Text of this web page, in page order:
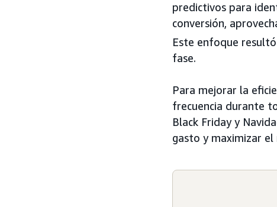
predictivos para
conversión,
Este enfoque
fase.
Para mejorar la
frecuencia durante
Black Friday y
gasto y maximizar el